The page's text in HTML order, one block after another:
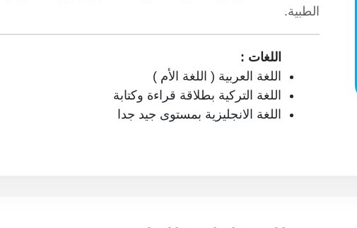
الطبية.
اللغات :
اللغة العربية ( اللغة الأم )
اللغة التركية بطلاقة قراءة وكتابة
اللغة الانجليزية بمستوى جيد جدا